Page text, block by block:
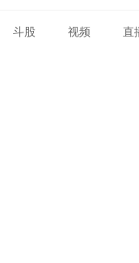
斗股 视频 直